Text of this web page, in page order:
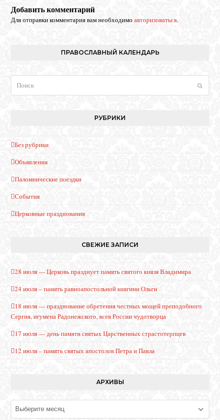
Добавить комментарий
Для отправки комментария вам необходимоавторизоваться.
ПРАВОСЛАВНЫЙ КАЛЕНДАРЬ
РУБРИКИ
Без рубрики
Объявления
Паломнические поездки
События
Церковные празднования
СВЕЖИЕ ЗАПИСИ
28 июля — Церковь празднует память святого князя Владимира
24 июля – память равноапостольной княгини Ольги
18 июля — празднование обретения честных мощей преподобного
Сергия, игумена Радонежского, всея России чудотворца
17 июля — день памяти святых Царственных страстотерпцев
12 июля – память святых апостолов Петра и Павла
АРХИВЫ
Архивы